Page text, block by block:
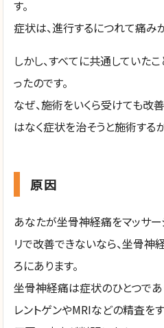
す。
症状は、進行するにつれて痛み
しかし、すべてに共通していた
ったのです。
なぜ、施術をいくら受けても改
はなく症状を治そうと施術するか
原因
あなたが坐骨神経痛をマッサー
リで改善できないなら、坐骨
ろにあります。
坐骨神経痛は症状のひとつであ
レントゲンやMRIなどの精査を